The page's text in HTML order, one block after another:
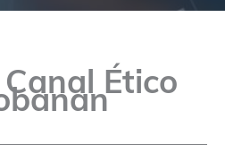
Ético